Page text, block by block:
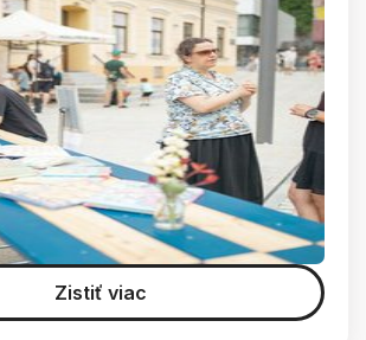
Zistiť viac